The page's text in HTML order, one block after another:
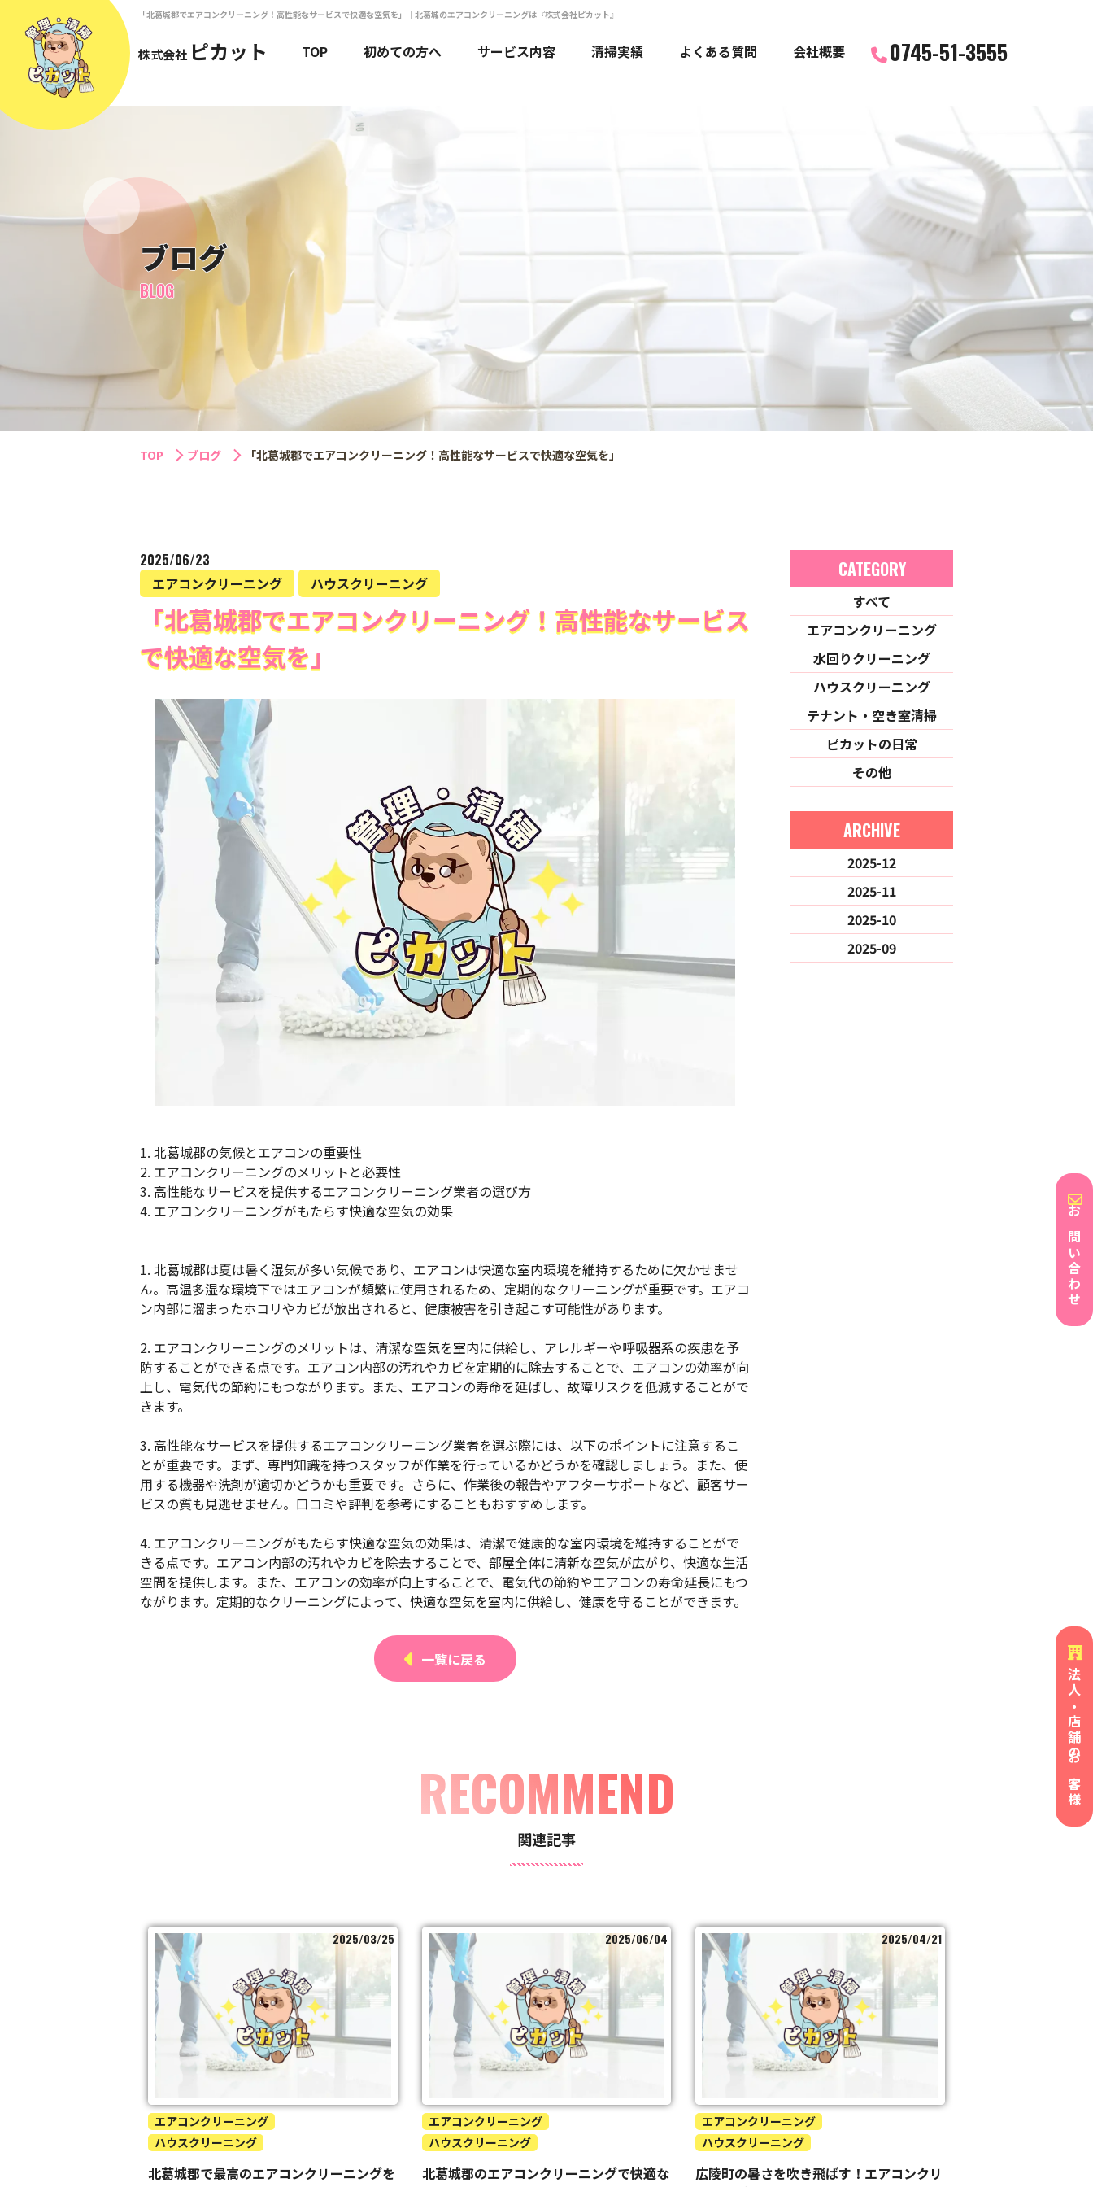
「北葛城郡でエアコンクリーニング！高性能なサービスで快適な空気を」｜北葛城のエアコンクリーニングは『株式会社ピカット』
株式会社 ピカット TOP 初めての方へ サービス内容 清掃実績 よくある質問 会社概要 0745-51-3555
お問い合わせ
法人・店舗の
お客様
ブログ
BLOG
TOP ブログ 「北葛城郡でエアコンクリーニング！高性能なサービスで快適な空気を」
2025/06/23
エアコンクリーニング
ハウスクリーニング
「北葛城郡でエアコンクリーニング！高性能なサービス
で快適な空気を」
1. 北葛城郡の気候とエアコンの重要性
2. エアコンクリーニングのメリットと必要性
3. 高性能なサービスを提供するエアコンクリーニング業者の選び方
4. エアコンクリーニングがもたらす快適な空気の効果
1. 北葛城郡は夏は暑く湿気が多い気候であり、エアコンは快適な室内環境を維持するために欠かせませ
ん。高温多湿な環境下ではエアコンが頻繁に使用されるため、定期的なクリーニングが重要です。エアコ
ン内部に溜まったホコリやカビが放出されると、健康被害を引き起こす可能性があります。
2. エアコンクリーニングのメリットは、清潔な空気を室内に供給し、アレルギーや呼吸器系の疾患を予
防することができる点です。エアコン内部の汚れやカビを定期的に除去することで、エアコンの効率が向
上し、電気代の節約にもつながります。また、エアコンの寿命を延ばし、故障リスクを低減することがで
きます。
3. 高性能なサービスを提供するエアコンクリーニング業者を選ぶ際には、以下のポイントに注意するこ
とが重要です。まず、専門知識を持つスタッフが作業を行っているかどうかを確認しましょう。また、使
用する機器や洗剤が適切かどうかも重要です。さらに、作業後の報告やアフターサポートなど、顧客サー
ビスの質も見逃せません。口コミや評判を参考にすることもおすすめします。
4. エアコンクリーニングがもたらす快適な空気の効果は、清潔で健康的な室内環境を維持することがで
きる点です。エアコン内部の汚れやカビを除去することで、部屋全体に清新な空気が広がり、快適な生活
空間を提供します。また、エアコンの効率が向上することで、電気代の節約やエアコンの寿命延長にもつ
ながります。定期的なクリーニングによって、快適な空気を室内に供給し、健康を守ることができます。
一覧に戻る
CATEGORY
すべて
エアコンクリーニング
水回りクリーニング
ハウスクリーニング
テナント・空き室清掃
ピカットの日常
その他
ARCHIVE
2025-12
2025-11
2025-10
2025-09
RECOMMEND
関連記事
2025/03/25
エアコンクリーニング
ハウスクリーニング
北葛城郡で最高のエアコンクリーニングを
2025/06/04
エアコンクリーニング
ハウスクリーニング
北葛城郡のエアコンクリーニングで快適な
2025/04/21
エアコンクリーニング
ハウスクリーニング
広陵町の暑さを吹き飛ばす！エアコンクリ